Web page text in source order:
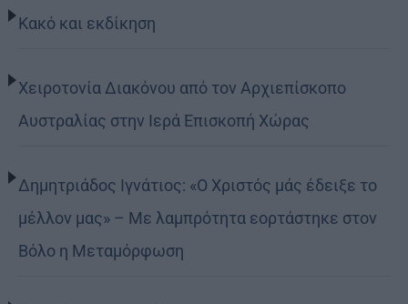
Κακό και εκδίκηση
Χειροτονία Διακόνου από τον Αρχιεπίσκοπο
Αυστραλίας στην Ιερά Επισκοπή Χώρας
Δημητριάδος Ιγνάτιος: «Ο Χριστός μάς έδειξε το
μέλλον μας» – Με λαμπρότητα εορτάστηκε στον
Βόλο η Μεταμόρφωση